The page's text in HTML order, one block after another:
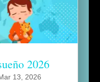
2026
13, 2026